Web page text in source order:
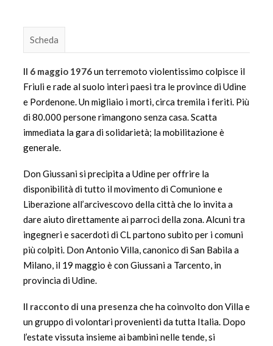
Scheda
Il 6 maggio 1976un terremoto violentissimo colpisce il
Friuli e rade al suolo interi paesi tra le province di Udine
e Pordenone. Un migliaio i morti, circa tremila i feriti. Più
di 80.000 persone rimangono senza casa. Scatta
immediata la gara di solidarietà; la mobilitazione è
generale.
Don Giussani si precipita a Udine per offrire la
disponibilità di tutto il movimento di Comunione e
Liberazione all’arcivescovo della città che lo invita a
dare aiuto direttamente ai parroci della zona. Alcuni tra
ingegneri e sacerdoti di CL partono subito per i comuni
più colpiti. Don Antonio Villa, canonico di San Babila a
Milano, il 19 maggio è con Giussani a Tarcento, in
provincia di Udine.
Il racconto di una presenza che ha coinvolto don Villa e
un gruppo di volontari provenienti da tutta Italia. Dopo
l’estate vissuta insieme ai bambini nelle tende, si